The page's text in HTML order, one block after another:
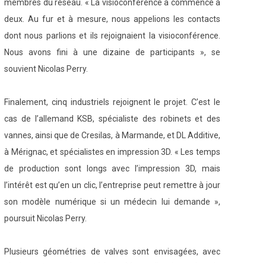
membres du réseau. « La visioconférence a commencé à
deux. Au fur et à mesure, nous appelions les contacts
dont nous parlions et ils rejoignaient la visioconférence.
Nous avons fini à une dizaine de participants », se
souvient Nicolas Perry.
Finalement, cinq industriels rejoignent le projet. C’est le
cas de l’allemand KSB, spécialiste des robinets et des
vannes, ainsi que de Cresilas, à Marmande, et DL Additive,
à Mérignac, et spécialistes en impression 3D. « Les temps
de production sont longs avec l’impression 3D, mais
l’intérêt est qu’en un clic, l’entreprise peut remettre à jour
son modèle numérique si un médecin lui demande »,
poursuit Nicolas Perry.
Plusieurs géométries de valves sont envisagées, avec